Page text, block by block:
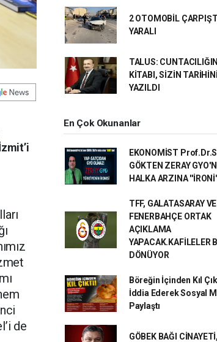
de
2 OTOMOBİL
YARALI
TALUS: CUNTACILIĞIN
KİTABI, SİZİN
YAZILDI
En Çok Okunanlar
EKONOMİST
GÖKTEN ZERAY
HALKA ARZINA
TFF, GALATASARAY VE
FENERBAHÇE ORTAK
AÇIKLAMA
YAPACAK.KAFİLELER
DÖNÜYOR
Böreğin İçinden Kıl
İddia Ederek Sosyal
Paylaştı
GÖBEK BAĞI CİNAYETİ,